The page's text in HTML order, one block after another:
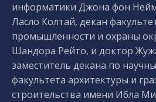
информатики Джона фон
Ласло Колтай, декан
промышленности и охраны
Шандора Рейто, и доктор
заместитель декана по
факультета архитектуры и
строительства имени Ибла